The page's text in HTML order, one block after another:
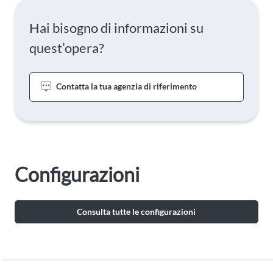
Hai bisogno di informazioni su
quest’opera?
Contatta la tua agenzia di riferimento
Configurazioni
Consulta tutte le configurazioni